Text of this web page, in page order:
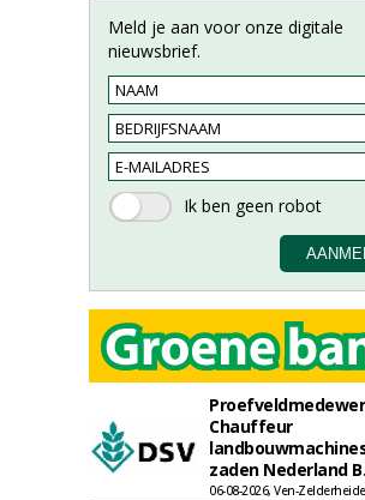
Meld je aan voor onze digitale
nieuwsbrief.
Chauffeur
zaden Nederland
06-08-2026, Ven-Zelderheide